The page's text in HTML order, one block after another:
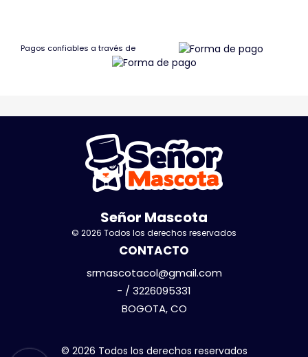
Pagos confiables a través de
Señor Mascota
© 2026 Todos los derechos reservados
CONTACTO
srmascotacol@gmail.com
- / 3226095331
BOGOTA, CO
© 2026 Todos los derechos reservados